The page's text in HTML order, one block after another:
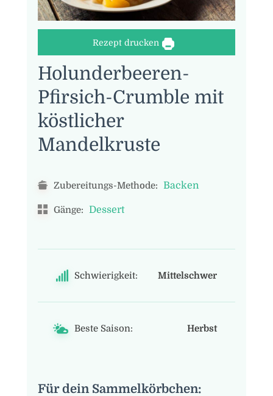
Rezept drucken
Holunderbeeren-
Pfirsich-Crumble mit
köstlicher
Mandelkruste
Zubereitungs-Methode: Backen
Gänge: Dessert
Schwierigkeit: Mittelschwer
Beste Saison: Herbst
Für dein Sammelkörbchen: